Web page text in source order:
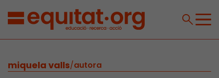
miquela valls/autora